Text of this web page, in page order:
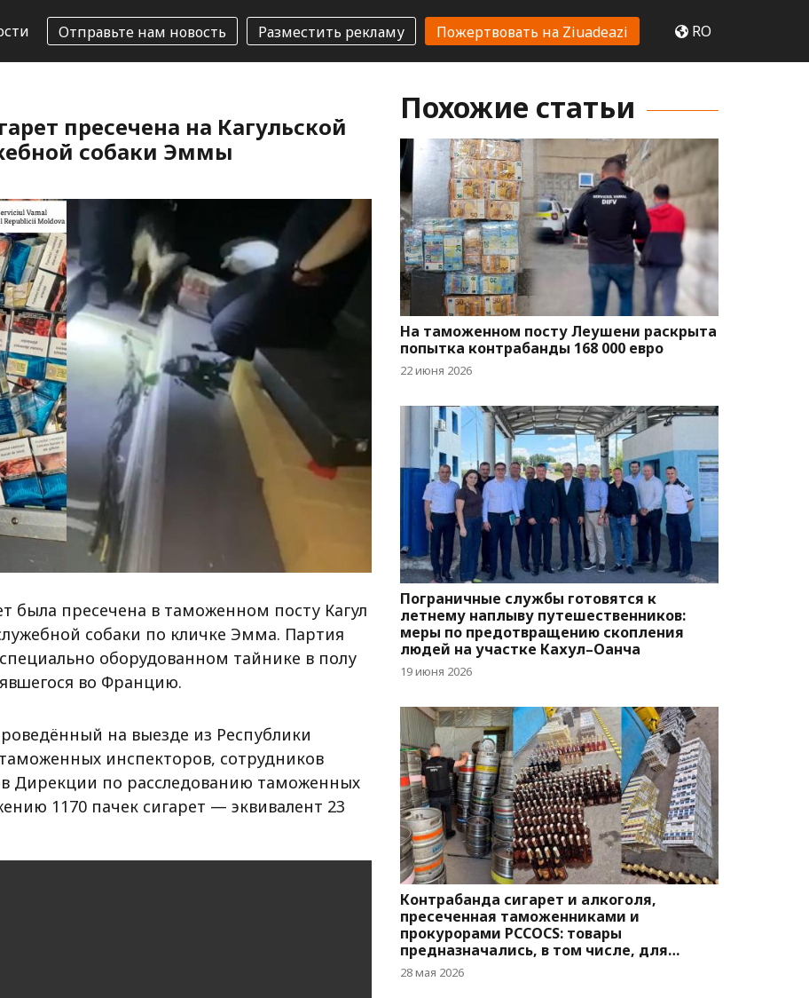
Отправьте нам новость Разместить рекламу Пожертвовать на Ziuadeazi RO
пресечена на Кагульской
собаки Эммы
была пресечена в таможенном посту Кагул
собаки по кличке Эмма. Партия
оборудованном тайнике в полу
во Францию.
на выезде из Республики
инспекторов, сотрудников
Дирекции по расследованию таможенных
1170 пачек сигарет — эквивалент 23
Похожие статьи
На таможенном посту Леушени раскрыта
попытка контрабанды 168 000 евро
22 июня 2026
Пограничные службы готовятся к
летнему наплыву путешественников:
меры по предотвращению скопления
людей на участке Кахул–Оанча
19 июня 2026
Контрабанда сигарет и алкоголя,
пресеченная таможенниками и
прокурорами PCCOCS: товары
предназначались, в том числе, для
рынка Италии
28 мая 2026